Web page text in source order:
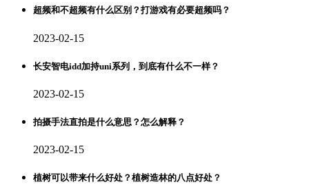
超频和不超频有什么区别？打游戏有必要超频吗？
2023-02-15
长安智电idd加持uni系列，到底有什么不一样？
2023-02-15
拍摄手法直拍是什么意思？怎么解释？
2023-02-15
植树可以带来什么好处？植树造林的八点好处？